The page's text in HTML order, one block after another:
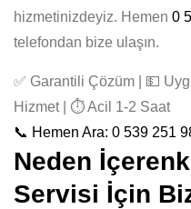
hizmetinizdeyiz. Hemen 0
telefondan bize ulaşın.
✅ Garantili Çözüm | 💵
Hizmet | ⏱️ Acil 1-2 Saat
📞 Hemen Ara: 0 539 251
Neden
Servisi İçin